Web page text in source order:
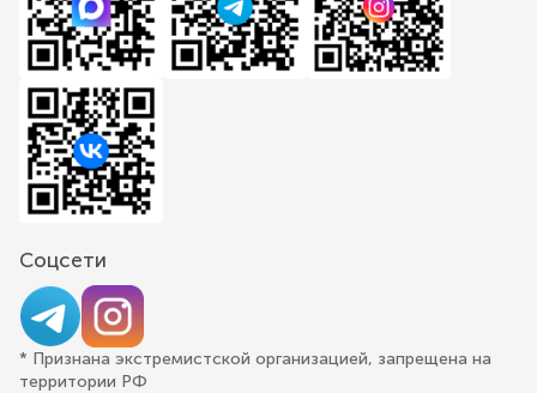
Соцсети
* Признана экстремистской организацией, запрещена на
территории РФ